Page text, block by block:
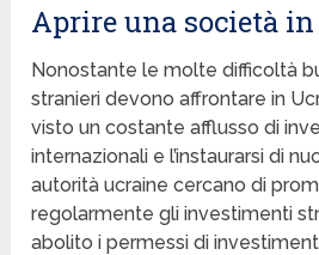
Aprire una società
Nonostante le molte difficoltà
stranieri devono affrontare in
visto un costante afflusso di
internazionali e l’instaurarsi di
autorità ucraine cercano di
regolarmente gli investimenti
abolito i permessi di